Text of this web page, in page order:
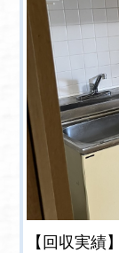
【回収実